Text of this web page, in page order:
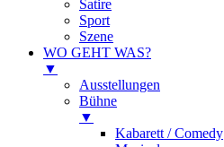
Satire
Sport
Szene
WO GEHT WAS?
▼
Ausstellungen
Bühne
▼
Kabarett / Comedy